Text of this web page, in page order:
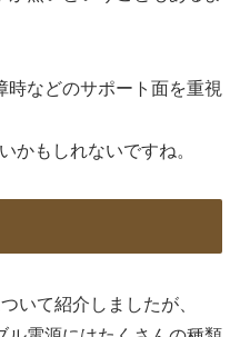
などのサポート面を重視
かもしれないですね。
いて紹介しましたが、